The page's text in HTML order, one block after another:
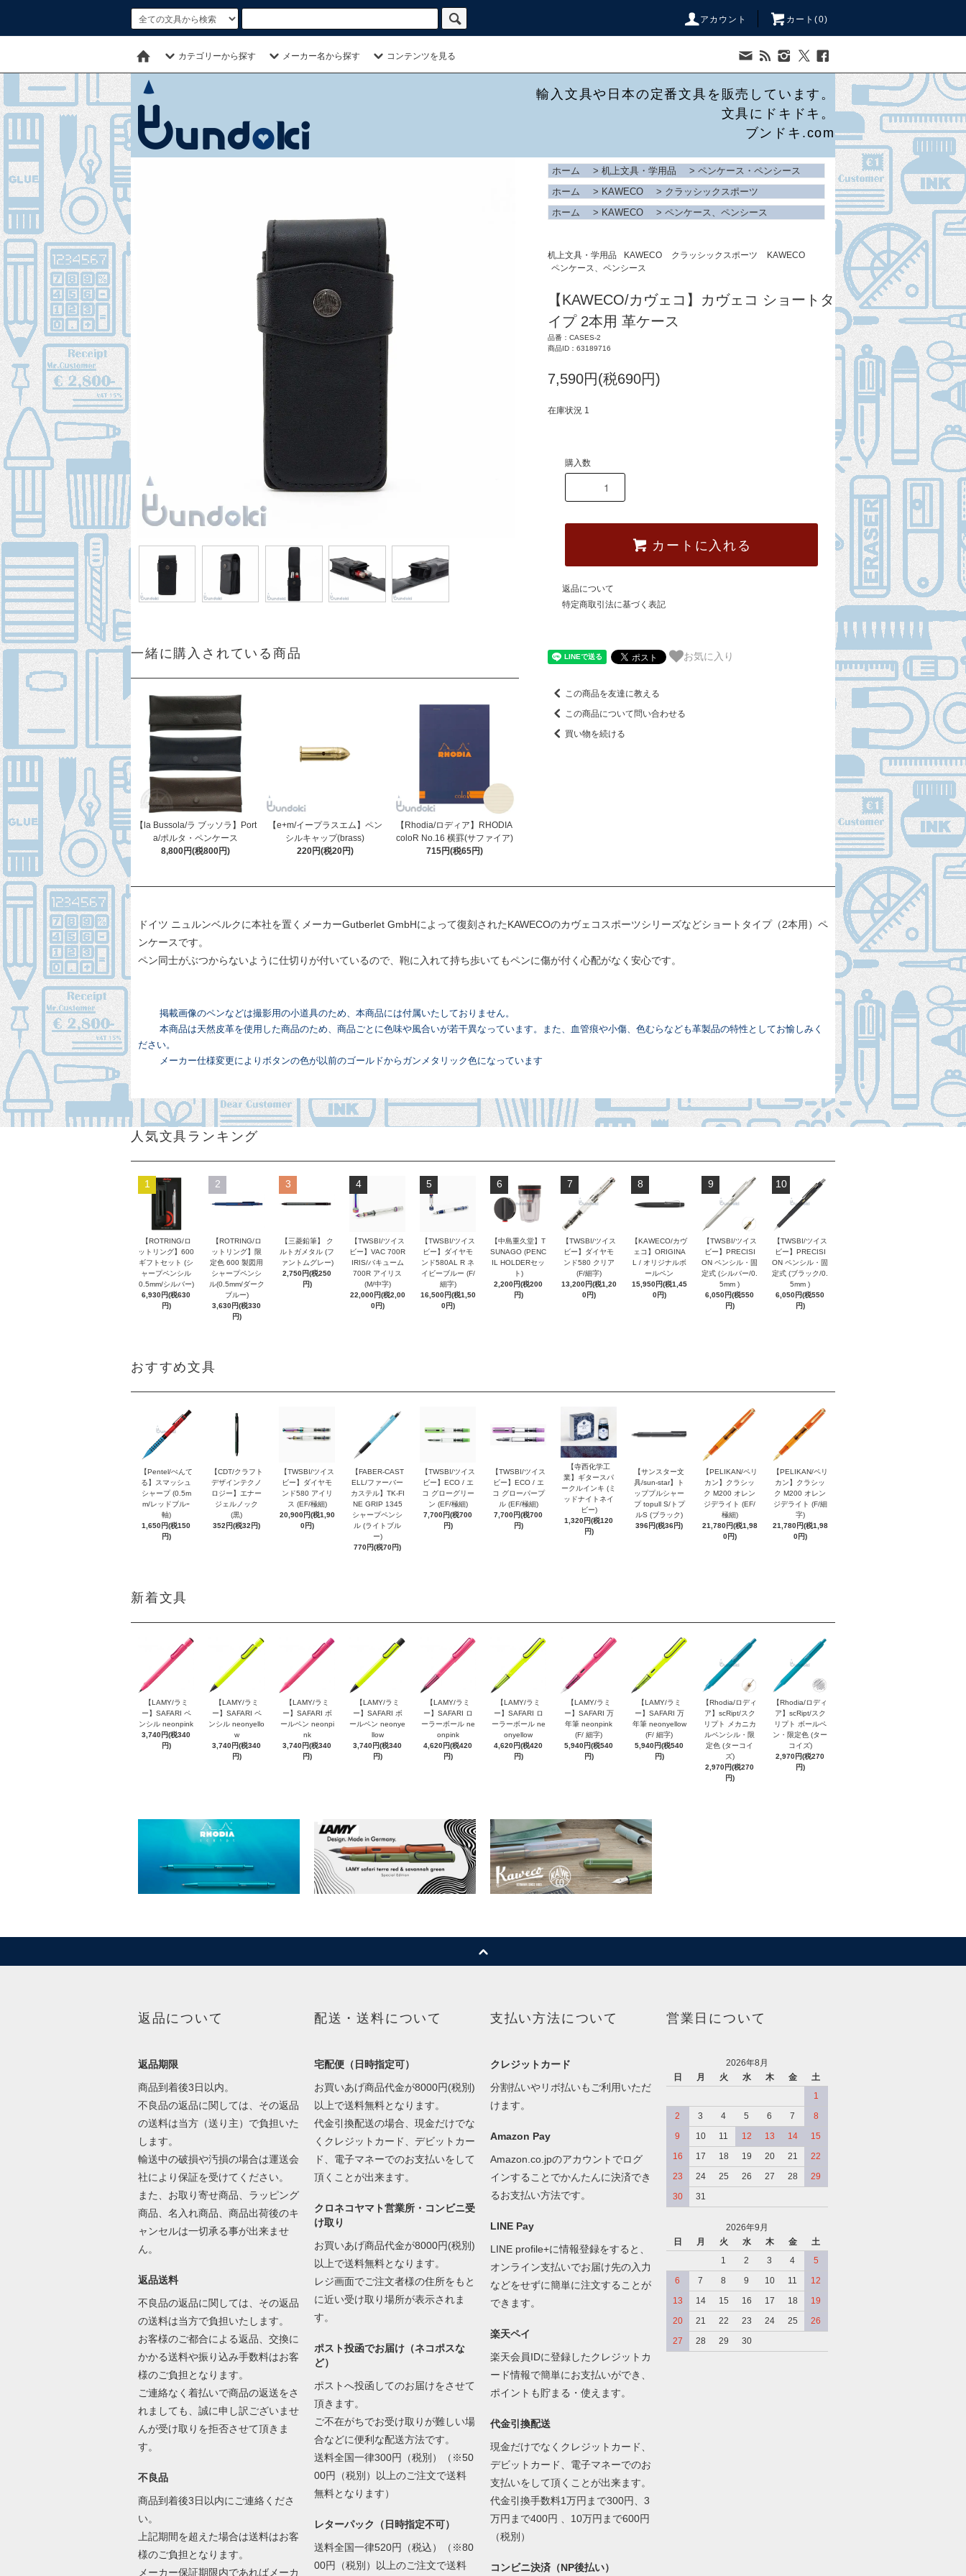
アカウント カート(0)
カテゴリーから探す メーカー名から探す コンテンツを見る
輸入文具や日本の定番文具を販売しています。
文具にドキドキ。
ブンドキ.com
一緒に購入されている商品
【la Bussola/ラ ブッソラ】Port
a/ポルタ・ペンケース
8,800円(税800円)
【e+m/イープラスエム】ペン
シルキャップ(brass)
220円(税20円)
【Rhodia/ロディア】RHODIA
coloR No.16 横罫(サファイア)
715円(税65円)
ホーム > 机上文具・学用品 > ペンケース・ペンシース
ホーム
> KAWECO > クラッシックスポーツ
ホーム
> KAWECO > ペンケース、ペンシース
机上文具・学用品 KAWECO クラッシックスポーツ
KAWECO
ペンケース、ペンシース
【KAWECO/カヴェコ】カヴェコ ショートタ
イプ 2本用 革ケース
品番：CASES-2
商品ID：63189716
7,590円(税690円)
在庫状況 1
購入数
カートに入れる
返品について
特定商取引法に基づく表記
お気に入り
この商品を友達に教える
この商品について問い合わせる
買い物を続ける
ドイツ ニュルンベルクに本社を置くメーカーGutberlet GmbHによって復刻されたKAWECOのカヴェコスポーツシリーズなどショートタイプ（2本用）ペ
ンケースです。
ペン同士がぶつからないように仕切りが付いているので、鞄に入れて持ち歩いてもペンに傷が付く心配がなく安心です。
掲載画像のペンなどは撮影用の小道具のため、本商品には付属いたしておりません。
本商品は天然皮革を使用した商品のため、商品ごとに色味や風合いが若干異なっています。また、血管痕や小傷、色むらなども革製品の特性としてお愉しみく
ださい。
メーカー仕様変更によりボタンの色が以前のゴールドからガンメタリック色になっています
人気文具ランキング
1
【ROTRING/ロ
ットリング】600
ギフトセット (シ
ャープペンシル
0.5mm/シルバー)
6,930円(税630
円)
2
【ROTRING/ロ
ットリング】限
定色 600 製図用
シャープペンシ
ル(0.5mm/ダーク
ブルー)
3,630円(税330
円)
3
【三菱鉛筆】 ク
ルトガメタル (フ
ァントムグレー)
2,750円(税250
円)
4
【TWSBI/ツイス
ビー】VAC 700R
IRIS/バキューム
700R アイリス
(M/中字)
22,000円(税2,00
0円)
5
【TWSBI/ツイス
ビー】ダイヤモ
ンド580AL R ネ
イビーブルー (F/
細字)
16,500円(税1,50
0円)
6
【中島重久堂】T
SUNAGO (PENC
IL HOLDERセッ
ト)
2,200円(税200
円)
7
【TWSBI/ツイス
ビー】ダイヤモ
ンド580 クリア
(F/細字)
13,200円(税1,20
0円)
8
【KAWECO/カヴ
ェコ】ORIGINA
L / オリジナルボ
ールペン
15,950円(税1,45
0円)
9
【TWSBI/ツイス
ビー】PRECISI
ON ペンシル・固
定式 (シルバー/0.
5mm )
6,050円(税550
円)
10
【TWSBI/ツイス
ビー】PRECISI
ON ペンシル・固
定式 (ブラック/0.
5mm )
6,050円(税550
円)
おすすめ文具
【Pentel/ぺんて
る】スマッシュ
シャープ (0.5m
m/レッドブルｰ
軸)
1,650円(税150
円)
【CDT/クラフト
デザインテクノ
ロジー】エナー
ジェルノック
(黒)
352円(税32円)
【TWSBI/ツイス
ビー】ダイヤモ
ンド580 アイリ
ス (EF/極細)
20,900円(税1,90
0円)
【FABER-CAST
ELL/ファーバー
カステル】TK-FI
NE GRIP 1345
シャープペンシ
ル (ライトブル
ー)
770円(税70円)
【TWSBI/ツイス
ビー】ECO / エ
コ グローグリー
ン (EF/極細)
7,700円(税700
円)
【TWSBI/ツイス
ビー】ECO / エ
コ グローパープ
ル (EF/極細)
7,700円(税700
円)
【寺西化学工
業】ギタースパ
ークルインキ (ミ
ッドナイトネイ
ビー)
1,320円(税120
円)
【サンスター文
具/sun-star】ト
ッププルシャー
プ topull S/トプ
ルS (ブラック)
396円(税36円)
【PELIKAN/ペリ
カン】クラシッ
ク M200 オレン
ジデライト (EF/
極細)
21,780円(税1,98
0円)
【PELIKAN/ペリ
カン】クラシッ
ク M200 オレン
ジデライト (F/細
字)
21,780円(税1,98
0円)
新着文具
【LAMY/ラミ
ー】SAFARI ペ
ンシル neonpink
3,740円(税340
円)
【LAMY/ラミ
ー】SAFARI ペ
ンシル neonyello
w
3,740円(税340
円)
【LAMY/ラミ
ー】SAFARI ボ
ールペン neonpi
nk
3,740円(税340
円)
【LAMY/ラミ
ー】SAFARI ボ
ールペン neonye
llow
3,740円(税340
円)
【LAMY/ラミ
ー】SAFARI ロ
ーラーボール ne
onpink
4,620円(税420
円)
【LAMY/ラミ
ー】SAFARI ロ
ーラーボール ne
onyellow
4,620円(税420
円)
【LAMY/ラミ
ー】SAFARI 万
年筆 neonpink
(F/ 細字)
5,940円(税540
円)
【LAMY/ラミ
ー】SAFARI 万
年筆 neonyellow
(F/ 細字)
5,940円(税540
円)
【Rhodia/ロディ
ア】scRipt/スク
リプト メカニカ
ルペンシル・限
定色 (ターコイ
ズ)
2,970円(税270
円)
【Rhodia/ロディ
ア】scRipt/スク
リプト ボールペ
ン・限定色 (ター
コイズ)
2,970円(税270
円)
返品について
返品期限
商品到着後3日以内。
不良品の返品に関しては、その返品
の送料は当方（送り主）で負担いた
します。
輸送中の破損や汚損の場合は運送会
社により保証を受けてください。
また、お取り寄せ商品、ラッピング
商品、名入れ商品、商品出荷後のキ
ャンセルは一切承る事が出来ませ
ん。
返品送料
不良品の返品に関しては、その返品
の送料は当方で負担いたします。
お客様のご都合による返品、交換に
かかる送料や振り込み手数料はお客
様のご負担となります。
ご連絡なく着払いで商品の返送をさ
れましても、誠に申し訳ございませ
んが受け取りを拒否させて頂きま
す。
不良品
商品到着後3日以内にご連絡くださ
い。
上記期間を超えた場合は送料はお客
様のご負担となります。
メーカー保証期限内であればメーカ
配送・送料について
宅配便（日時指定可）
お買いあげ商品代金が8000円(税別)
以上で送料無料となります。
代金引換配送の場合、現金だけでな
くクレジットカード、デビットカー
ド、電子マネーでのお支払いをして
頂くことが出来ます。
クロネコヤマト営業所・コンビニ受
け取り
お買いあげ商品代金が8000円(税別)
以上で送料無料となります。
レジ画面でご注文者様の住所をもと
に近い受け取り場所が表示されま
す。
ポスト投函でお届け（ネコポスな
ど）
ポストへ投函してのお届けをさせて
頂きます。
ご不在がちでお受け取りが難しい場
合などに便利な配送方法です。
送料全国一律300円（税別）（※50
00円（税別）以上のご注文で送料
無料となります）
レターパック（日時指定不可）
送料全国一律520円（税込）（※80
00円（税別）以上のご注文で送料
支払い方法について
クレジットカード
分割払いやリボ払いもご利用いただ
けます。
Amazon Pay
Amazon.co.jpのアカウントでログ
インすることでかんたんに決済でき
るお支払い方法です。
LINE Pay
LINE profile+に情報登録をすると、
オンライン支払いでお届け先の入力
などをせずに簡単に注文することが
できます。
楽天ペイ
楽天会員IDに登録したクレジットカ
ード情報で簡単にお支払いができ、
ポイントも貯まる・使えます。
代金引換配送
現金だけでなくクレジットカード、
デビットカード、電子マネーでのお
支払いをして頂くことが出来ます。
代金引換手数料1万円まで300円、3
万円まで400円 、10万円まで600円
（税別）
コンビニ決済（NP後払い）
営業日について
2026年8月
日
月 火 水 木 金
土
1
2
3 4 5 6 7
8
9
10 11 12 13 14
15
16
17 18 19 20 21
22
23
24 25 26 27 28
29
30
31
2026年9月
日
月 火 水 木 金
土
1
2 3 4
5
6
7 8 9 10 11
12
13
14 15 16 17 18
19
20
21 22 23 24 25
26
27
28 29 30